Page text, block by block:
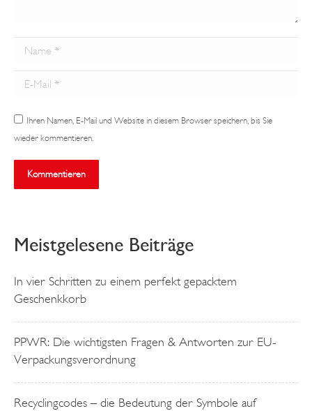
Name *
E-Mail *
Ihren Namen, E-Mail und Website in diesem Browser speichern, bis Sie
wieder kommentieren.
Kommentieren
Meistgelesene Beiträge
In vier Schritten zu einem perfekt gepacktem
Geschenkkorb
PPWR: Die wichtigsten Fragen & Antworten zur EU-
Verpackungsverordnung
Recyclingcodes – die Bedeutung der Symbole auf